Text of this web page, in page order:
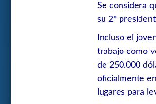
Se considera
su 2º
Incluso el
trabajo como
de 250.000
oficialmente
lugares para